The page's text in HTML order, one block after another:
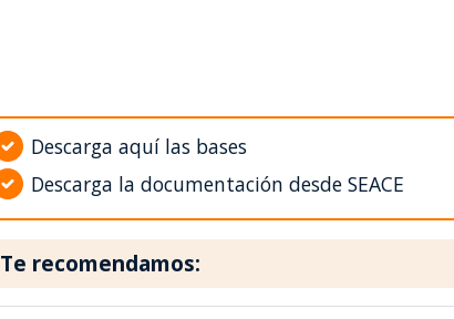
Descarga aquí las bases
Descarga la documentación desde SEACE
Te recomendamos: